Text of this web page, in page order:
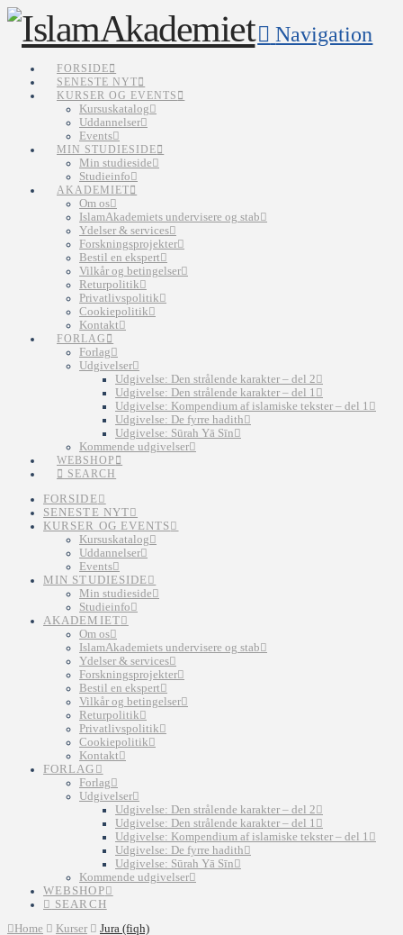
Navigation
FORSIDE
SENESTE NYT
KURSER OG EVENTS
Kursuskatalog
Uddannelser
Events
MIN STUDIESIDE
Min studieside
Studieinfo
AKADEMIET
Om os
IslamAkademiets undervisere og stab
Ydelser & services
Forskningsprojekter
Bestil en ekspert
Vilkår og betingelser
Returpolitik
Privatlivspolitik
Cookiepolitik
Kontakt
FORLAG
Forlag
Udgivelser
Udgivelse: Den strålende karakter – del 2
Udgivelse: Den strålende karakter – del 1
Udgivelse: Kompendium af islamiske tekster – del 1
Udgivelse: De fyrre hadith
Udgivelse: Sūrah Yā Sīn
Kommende udgivelser
WEBSHOP
SEARCH
FORSIDE
SENESTE NYT
KURSER OG EVENTS
Kursuskatalog
Uddannelser
Events
MIN STUDIESIDE
Min studieside
Studieinfo
AKADEMIET
Om os
IslamAkademiets undervisere og stab
Ydelser & services
Forskningsprojekter
Bestil en ekspert
Vilkår og betingelser
Returpolitik
Privatlivspolitik
Cookiepolitik
Kontakt
FORLAG
Forlag
Udgivelser
Udgivelse: Den strålende karakter – del 2
Udgivelse: Den strålende karakter – del 1
Udgivelse: Kompendium af islamiske tekster – del 1
Udgivelse: De fyrre hadith
Udgivelse: Sūrah Yā Sīn
Kommende udgivelser
WEBSHOP
SEARCH
Home
Kurser Jura (fiqh)